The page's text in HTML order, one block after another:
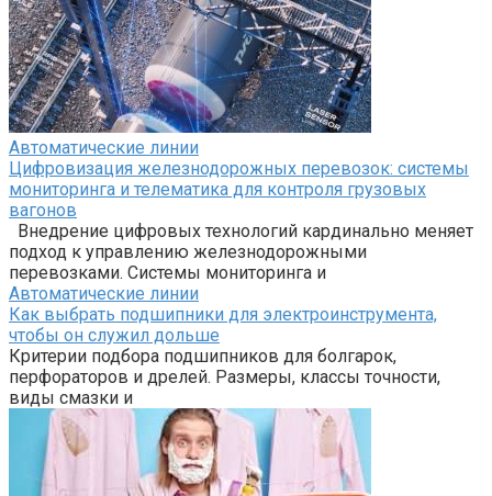
Автоматические линии
Цифровизация железнодорожных перевозок: системы
мониторинга и телематика для контроля грузовых
вагонов
Внедрение цифровых технологий кардинально меняет
подход к управлению железнодорожными
перевозками. Системы мониторинга и
Автоматические линии
Как выбрать подшипники для электроинструмента,
чтобы он служил дольше
Критерии подбора подшипников для болгарок,
перфораторов и дрелей. Размеры, классы точности,
виды смазки и